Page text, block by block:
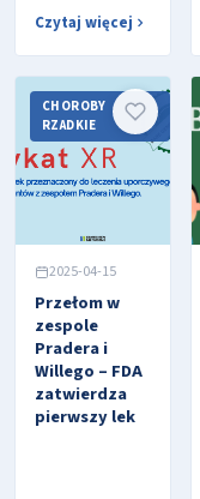
Czytaj więcej
CHOROBY
RZADKIE
2025-04-15
Przełom w
zespole
Pradera i
Willego – FDA
zatwierdza
pierwszy lek